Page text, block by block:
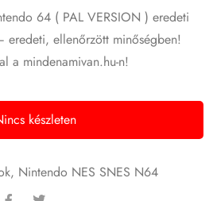
64 ( PAL VERSION ) eredeti
ellenőrzött minőségben!
a mindenamivan.hu-n!
készleten
, Nintendo NES SNES N64